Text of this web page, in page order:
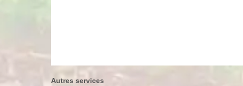
Autres services